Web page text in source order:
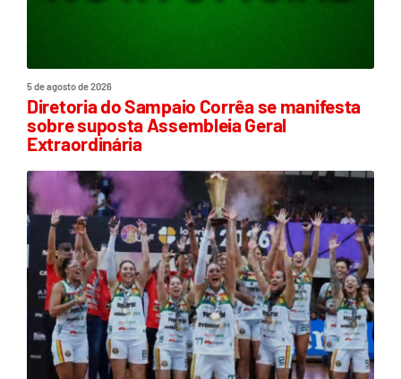
5 de agosto de 2026
Diretoria do Sampaio Corrêa se manifesta
sobre suposta Assembleia Geral
Extraordinária